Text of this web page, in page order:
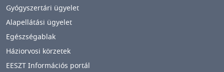
Gyógyszertári ügyelet
Alapellátási ügyelet
Egészségablak
Háziorvosi körzetek
EESZT Információs portál